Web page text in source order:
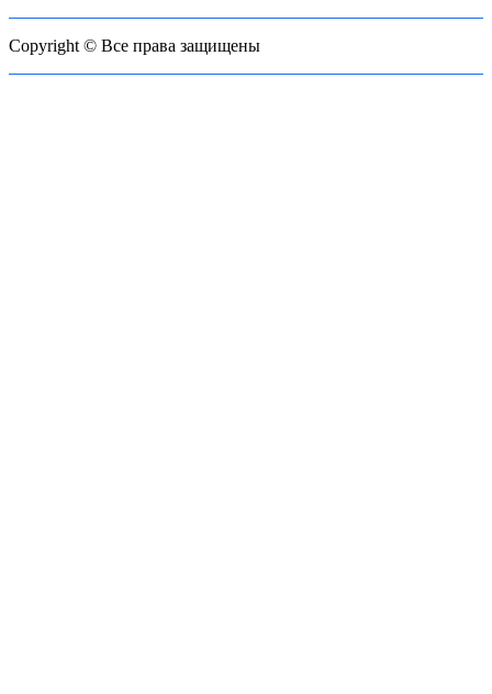
Copyright © Все права защищены